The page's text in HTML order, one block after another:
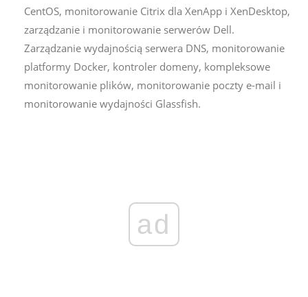
CentOS, monitorowanie Citrix dla XenApp i XenDesktop,
zarządzanie i monitorowanie serwerów Dell.
Zarządzanie wydajnością serwera DNS, monitorowanie
platformy Docker, kontroler domeny, kompleksowe
monitorowanie plików, monitorowanie poczty e-mail i
monitorowanie wydajności Glassfish.
ad